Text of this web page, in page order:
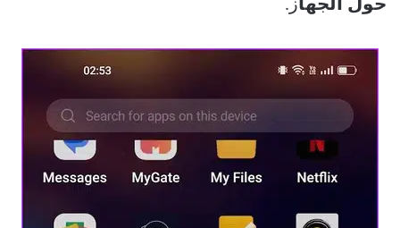
حول الجهاز.